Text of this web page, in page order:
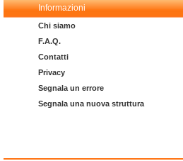
Informazioni
Chi siamo
F.A.Q.
Contatti
Privacy
Segnala un errore
Segnala una nuova struttura